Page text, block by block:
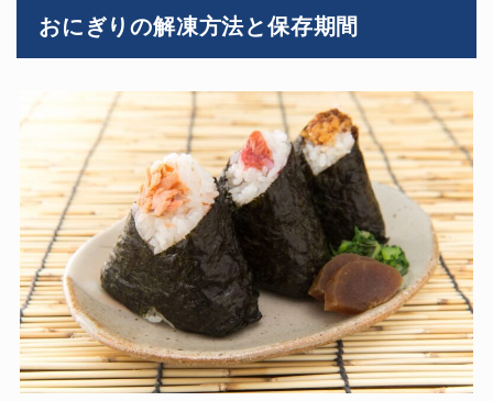
おにぎりの解凍方法と保存期間